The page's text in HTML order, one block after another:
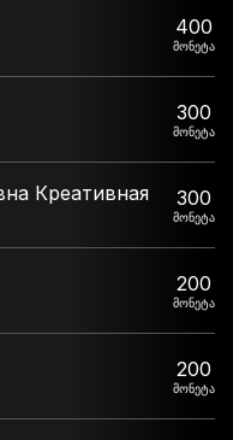
400
მონეტა
300
მონეტა
Креативная
300
მონეტა
200
მონეტა
200
მონეტა